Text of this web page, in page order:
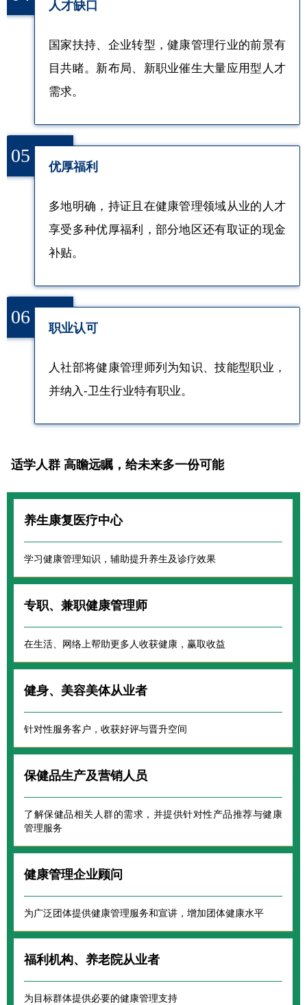
人才缺口
国家扶持、企业转型，健康管理行业的前景有
目共睹。新布局、新职业催生大量应用型人才
需求。
05
优厚福利
多地明确，持证且在健康管理领域从业的人才
享受多种优厚福利，部分地区还有取证的现金
补贴。
06
职业认可
人社部将健康管理师列为知识、技能型职业，
并纳入-卫生行业特有职业。
适学人群 高瞻远瞩，给未来多一份可能
养生康复医疗中心
学习健康管理知识，辅助提升养生及诊疗效果
专职、兼职健康管理师
在生活、网络上帮助更多人收获健康，赢取收益
健身、美容美体从业者
针对性服务客户，收获好评与晋升空间
保健品生产及营销人员
了解保健品相关人群的需求，并提供针对性产品推荐与健康
管理服务
健康管理企业顾问
为广泛团体提供健康管理服务和宣讲，增加团体健康水平
福利机构、养老院从业者
为目标群体提供必要的健康管理支持